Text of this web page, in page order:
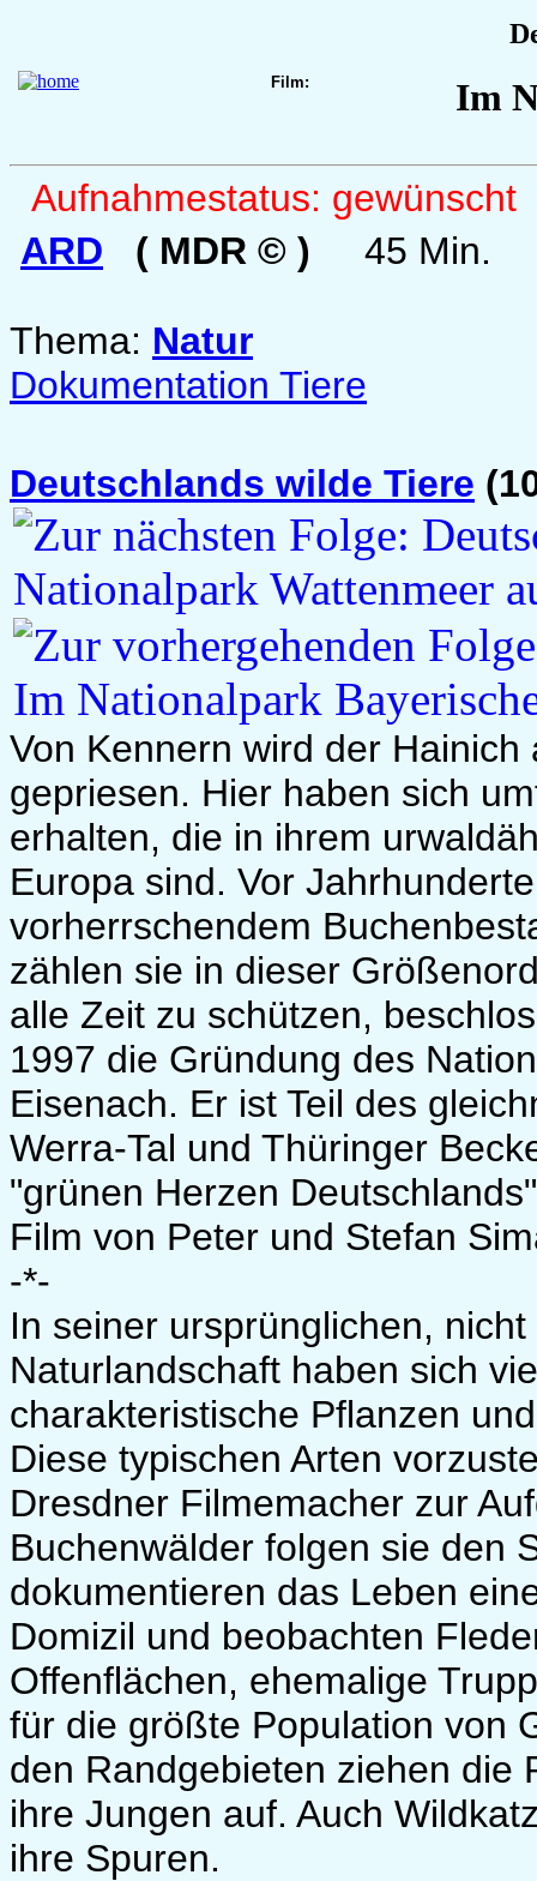
Film: Im
Aufnahmestatus: gewünscht
ARD
( MDR © ) 45 Min.
Thema: Natur
Dokumentation Tiere
Deutschlands wilde Tiere
Von Kennern wird der
gepriesen. Hier haben sich
erhalten, die in ihrem
Europa sind. Vor
vorherrschendem
zählen sie in dieser
alle Zeit zu schützen,
1997 die Gründung des
Eisenach. Er ist Teil des
Werra-Tal und Thüringer
"grünen Herzen
Film von Peter und Stefan
-*-
In seiner ursprünglichen,
Naturlandschaft haben sich
charakteristische Pflanzen
Diese typischen Arten
Dresdner Filmemacher zur
Buchenwälder folgen sie den
dokumentieren das Leben
Domizil und beobachten
Offenflächen, ehemalige
für die größte Population von
den Randgebieten ziehen die
ihre Jungen auf. Auch
ihre Spuren.